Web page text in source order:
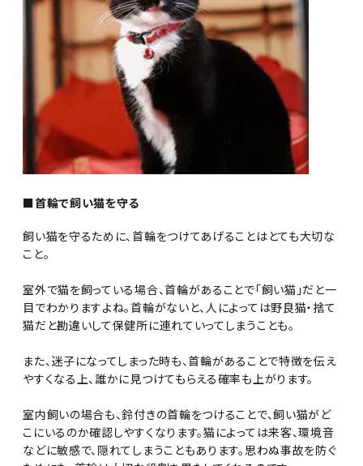
■首輪で飼い猫を守る
飼い猫を守るために、首輪をつけてあげることはとても大切な
こと。
室外で猫を飼っている場合、首輪があることで「飼い猫」だと一
目でわかりますよね。首輪がないと、人によっては野良猫・捨て
猫だと勘違いして保健所に連れていってしまうことも。
また、迷子になってしまった時も、首輪があることで特徴を伝え
やすくなる上、誰かに見つけてもらえる確率も上がります。
室内飼いの場合も、鈴付きの首輪をつけることで、飼い猫がど
こにいるのか確認しやすくなります。猫によっては来客、環境音
などに敏感で、隠れてしまうこともあります。思わぬ事故を防ぐ